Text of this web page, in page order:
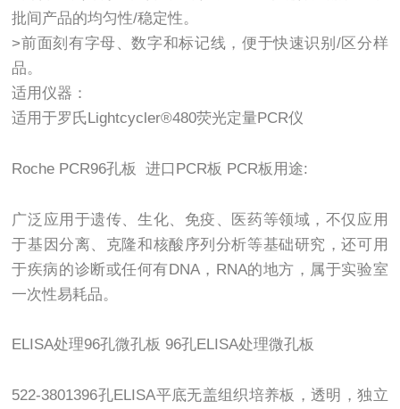
批间产品的均匀性/稳定性。
>前面刻有字母、数字和标记线，便于快速识别/区分样
品。
适用仪器：
适用于罗氏Lightcycler®480荧光定量PCR仪
Roche PCR96孔板 进口PCR板 PCR板用途:
广泛应用于遗传、生化、免疫、医药等领域，不仅应用
于基因分离、克隆和核酸序列分析等基础研究，还可用
于疾病的诊断或任何有DNA，RNA的地方，属于实验室
一次性易耗品。
ELISA处理96孔微孔板 96孔ELISA处理微孔板
522-3801396孔ELISA平底无盖组织培养板，透明，独立